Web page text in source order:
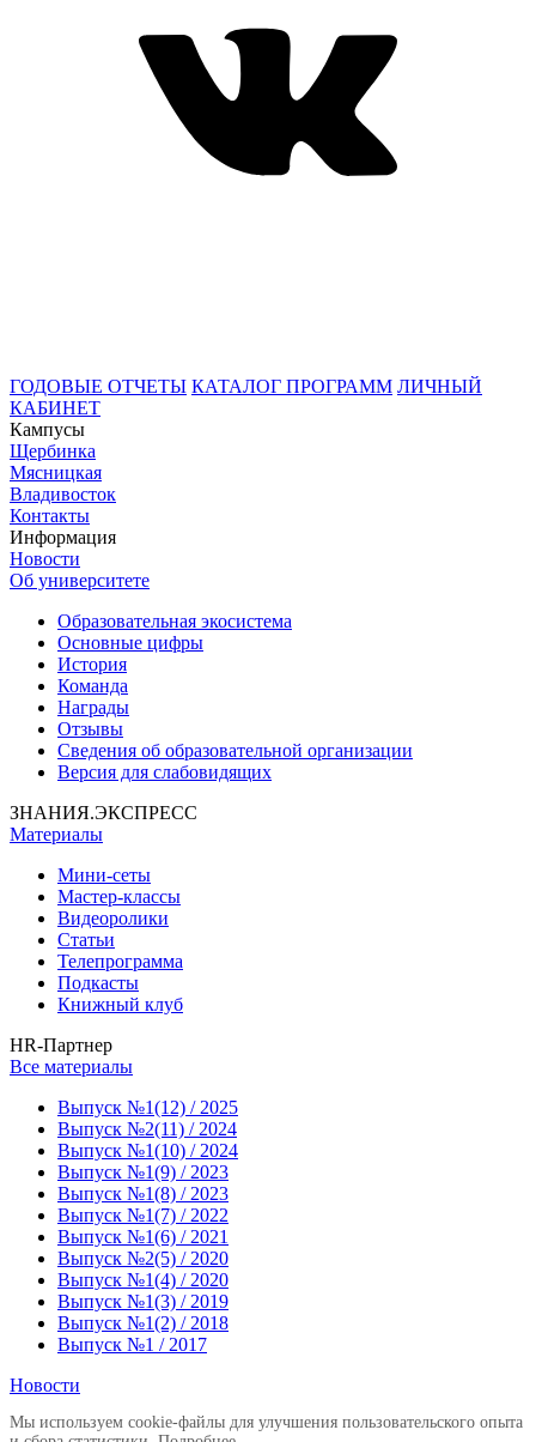
ГОДОВЫЕ ОТЧЕТЫ КАТАЛОГ ПРОГРАММ ЛИЧНЫЙ
КАБИНЕТ
Кампусы
Щербинка
Мясницкая
Владивосток
Контакты
Информация
Новости
Об университете
Образовательная экосистема
Основные цифры
История
Команда
Награды
Отзывы
Сведения об образовательной организации
Версия для слабовидящих
ЗНАНИЯ.ЭКСПРЕСС
Материалы
Мини-сеты
Мастер-классы
Видеоролики
Статьи
Телепрограмма
Подкасты
Книжный клуб
HR-Партнер
Все материалы
Выпуск №1(12) / 2025
Выпуск №2(11) / 2024
Выпуск №1(10) / 2024
Выпуск №1(9) / 2023
Выпуск №1(8) / 2023
Выпуск №1(7) / 2022
Выпуск №1(6) / 2021
Выпуск №2(5) / 2020
Выпуск №1(4) / 2020
Выпуск №1(3) / 2019
Выпуск №1(2) / 2018
Выпуск №1 / 2017
Новости
Мы используем cookie-файлы для улучшения пользовательского опыта